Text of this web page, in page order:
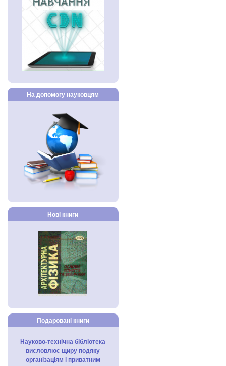
На допомогу науковцям
Нові книги
Подаровані книги
Науково-технічна бібліотека
висловлює щиру подяку
організаціям і приватним